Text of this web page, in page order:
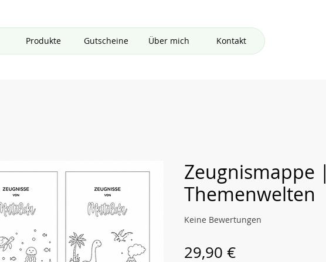
Produkte Gutscheine Über mich Kontakt
Zeugnismappe |
Themenwelten
Keine Bewertungen
29,90 €Preis